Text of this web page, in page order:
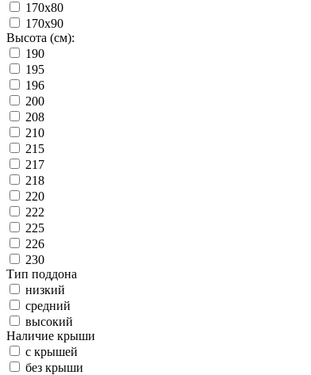
170x80
170x90
Высота (см):
190
195
196
200
208
210
215
217
218
220
222
225
226
230
Тип поддона
низкий
средний
высокий
Наличие крыши
с крышей
без крыши